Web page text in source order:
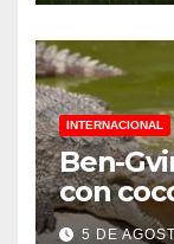
INTERNACIONAL
Ben-
con
5 DE